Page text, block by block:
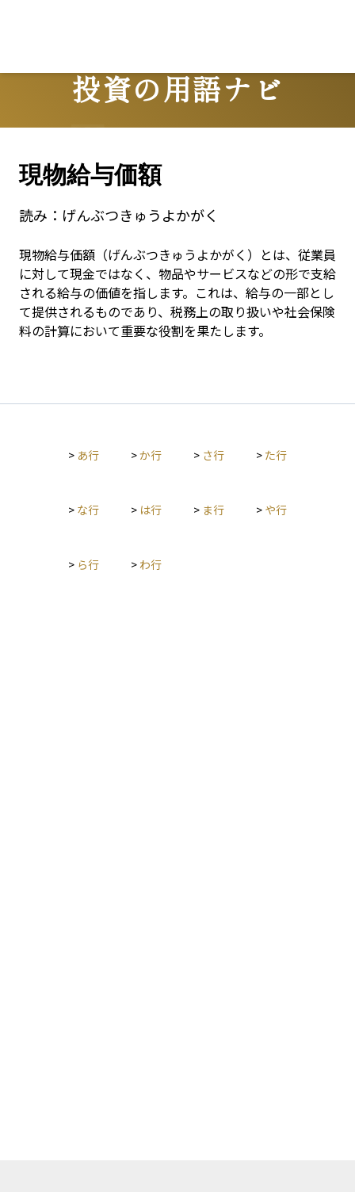
投資の用語ナビ
Terms
現物給与価額
読み： げんぶつきゅうよかがく
現物給与価額（げんぶつきゅうよかがく）とは、従業員
に対して現金ではなく、物品やサービスなどの形で支給
される給与の価値を指します。これは、給与の一部とし
て提供されるものであり、税務上の取り扱いや社会保険
料の計算において重要な役割を果たします。
> あ行 >か行 > さ行 > た行
> な行 > は行 > ま行 > や行
> ら行 > わ行